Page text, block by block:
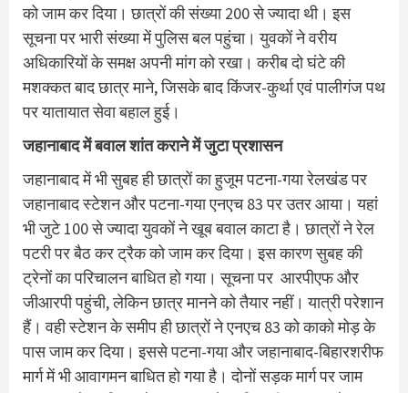
को जाम कर दिया। छात्रों की संख्या 200 से ज्‍यादा थी। इस
सूचना पर भारी संख्या में पुलिस बल पहुंचा। युवकों ने वरीय
अधिकारियों के समक्ष अपनी मांग को रखा। करीब दो घंटे की
मशक्कत बाद छात्र माने, जिसके बाद किंजर-कुर्था एवं पालीगंज पथ
पर यातायात सेवा बहाल हुई।
जहानाबाद में बवाल शांत कराने में जुटा प्रशासन
जहानाबाद में भी सुबह ही छात्रों का हुजूम पटना-गया रेलखंड पर
जहानाबाद स्टेशन और पटना-गया एनएच 83 पर उतर आया। यहां
भी जुटे 100 से ज्‍यादा युवकों ने खूब बवाल काटा है। छात्रों ने रेल
पटरी पर बैठ कर ट्रैक को जाम कर दिया। इस कारण सुबह की
ट्रेनों का परिचालन बाधित हो गया। सूचना पर आरपीएफ और
जीआरपी पहुंची, लेकिन छात्र मानने को तैयार नहीं। यात्री परेशान
हैं। वही स्टेशन के समीप ही छात्रों ने एनएच 83 को काको मोड़ के
पास जाम कर दिया। इससे पटना-गया और जहानाबाद-बिहारशरीफ
मार्ग में भी आवागमन बाधित हो गया है। दोनों सड़क मार्ग पर जाम